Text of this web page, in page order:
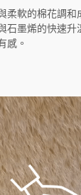
柔軟的棉花調和
石墨烯的快速升
感。